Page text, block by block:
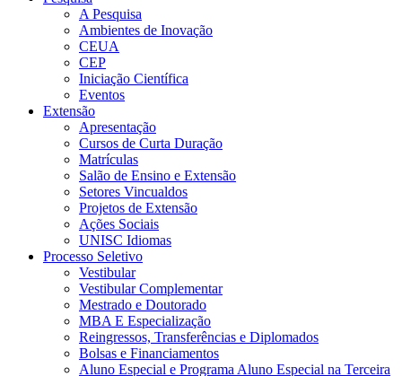
A Pesquisa
Ambientes de Inovação
CEUA
CEP
Iniciação Científica
Eventos
Extensão
Apresentação
Cursos de Curta Duração
Matrículas
Salão de Ensino e Extensão
Setores Vincualdos
Projetos de Extensão
Ações Sociais
UNISC Idiomas
Processo Seletivo
Vestibular
Vestibular Complementar
Mestrado e Doutorado
MBA E Especialização
Reingressos, Transferências e Diplomados
Bolsas e Financiamentos
Aluno Especial e Programa Aluno Especial na Terceira